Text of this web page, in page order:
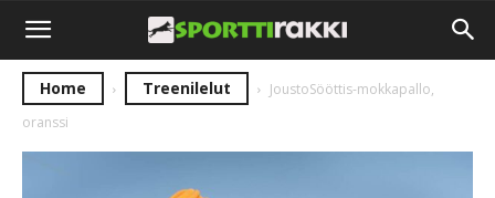
Home Treenilelut
JoustoSööttis-mokkapallo,
oranssi